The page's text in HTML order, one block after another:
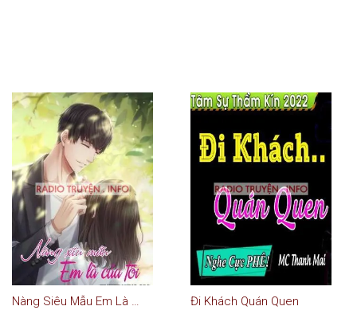
Nàng Siêu Mẫu Em Là Của Tôi Đi Khách Quán Quen